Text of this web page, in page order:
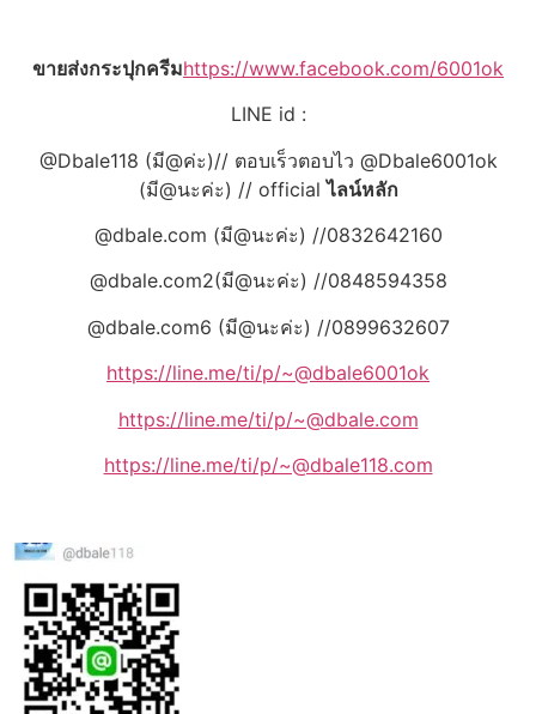
ขายส่งกระปุกครีมhttps://www.facebook.com/6001ok
LINE id :
@Dbale118 (มี@ค่ะ)// ตอบเร็วตอบไว @Dbale6001ok
(มี@นะค่ะ) // officialไลน์หลัก
@dbale.com (มี@นะค่ะ) //0832642160
@dbale.com2(มี@นะค่ะ) //0848594358
@dbale.com6 (มี@นะค่ะ) //0899632607
https://line.me/ti/p/~@dbale6001ok
https://line.me/ti/p/~@dbale.com
https://line.me/ti/p/~@dbale118.com